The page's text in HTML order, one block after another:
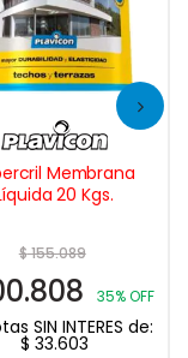
Membrana
20 Kgs.
$155.089
35% OFF
SIN INTERES de:
$ 33.603